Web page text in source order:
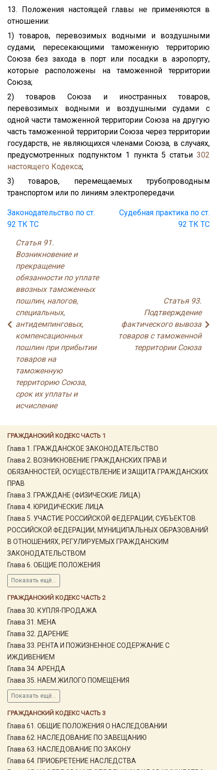
ГРАЖДАНСКИЙ КОДЕКС ЧАСТЬ 1
Глава 1. ГРАЖДАНСКОЕ ЗАКОНОДАТЕЛЬСТВО
Глава 2. ВОЗНИКНОВЕНИЕ ГРАЖДАНСКИХ ПРАВ И
ОБЯЗАННОСТЕЙ, ОСУЩЕСТВЛЕНИЕ И ЗАЩИТА ГРАЖДАНСКИХ
ПРАВ
Глава 3. ГРАЖДАНЕ (ФИЗИЧЕСКИЕ ЛИЦА)
Глава 4. ЮРИДИЧЕСКИЕ ЛИЦА
Глава 5. УЧАСТИЕ РОССИЙСКОЙ ФЕДЕРАЦИИ, СУБЪЕКТОВ
РОССИЙСКОЙ ФЕДЕРАЦИИ, МУНИЦИПАЛЬНЫХ ОБРАЗОВАНИЙ
В ОТНОШЕНИЯХ, РЕГУЛИРУЕМЫХ ГРАЖДАНСКИМ
ЗАКОНОДАТЕЛЬСТВОМ
Глава 6. ОБЩИЕ ПОЛОЖЕНИЯ
Показать ещё...
ГРАЖДАНСКИЙ КОДЕКС ЧАСТЬ 2
Глава 30. КУПЛЯ-ПРОДАЖА
Глава 31. МЕНА
Глава 32. ДАРЕНИЕ
Глава 33. РЕНТА И ПОЖИЗНЕННОЕ СОДЕРЖАНИЕ С
ИЖДИВЕНИЕМ
Глава 34. АРЕНДА
Глава 35. НАЕМ ЖИЛОГО ПОМЕЩЕНИЯ
Показать ещё...
ГРАЖДАНСКИЙ КОДЕКС ЧАСТЬ 3
Глава 61. ОБЩИЕ ПОЛОЖЕНИЯ О НАСЛЕДОВАНИИ
Глава 62. НАСЛЕДОВАНИЕ ПО ЗАВЕЩАНИЮ
Глава 63. НАСЛЕДОВАНИЕ ПО ЗАКОНУ
Глава 64. ПРИОБРЕТЕНИЕ НАСЛЕДСТВА
13. Положения настоящей главы не применяются в
отношении:
1) товаров, перевозимых водными и воздушными
судами, пересекающими таможенную территорию
Союза без захода в порт или посадки в аэропорту,
которые расположены на таможенной территории
Союза;
2) товаров Союза и иностранных товаров,
перевозимых водными и воздушными судами с
одной части таможенной территории Союза на другую
часть таможенной территории Союза через территории
государств, не являющихся членами Союза, в случаях,
предусмотренных подпунктом 1 пункта 5 статьи 302
настоящего Кодекса;
3) товаров, перемещаемых трубопроводным
транспортом или по линиям электропередачи.
Законодательство по ст.
92 ТК ТС
Судебная практика по ст.
92 ТК ТС
Статья 91.
Возникновение и
прекращение
обязанности по уплате
ввозных таможенных
пошлин, налогов,
специальных,
антидемпинговых,
компенсационных
пошлин при прибытии
товаров на
таможенную
территорию Союза,
срок их уплаты и
исчисление
Статья 93.
Подтверждение
фактического вывоза
товаров с таможенной
территории Союза